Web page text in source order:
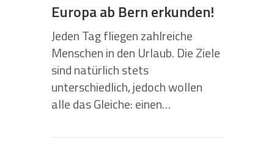
Europa ab Bern erkunden!
Jeden Tag fliegen zahlreiche
Menschen in den Urlaub. Die Ziele
sind natürlich stets
unterschiedlich, jedoch wollen
alle das Gleiche: einen…